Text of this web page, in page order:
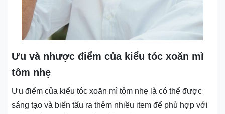
Ưu và nhược điểm của kiểu tóc xoăn mì
tôm nhẹ
Ưu điểm của kiểu tóc xoăn mì tôm nhẹ là có thể được
sáng tạo và biến tấu ra thêm nhiều item để phù hợp với